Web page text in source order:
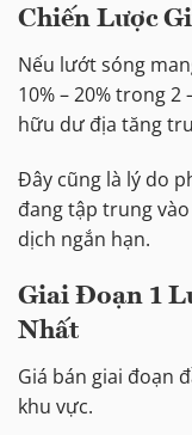
Chiến Lược
Nếu lướt sóng
10% – 20% trong
hữu dư địa tăng
Đây cũng là lý do
đang tập trung
dịch ngắn hạn.
Giai Đoạn 1
Nhất
Giá bán giai đoạn
khu vực.